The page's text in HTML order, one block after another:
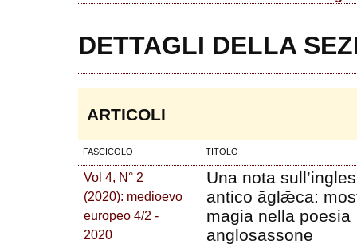
DETTAGLI DELLA
ARTICOLI
FASCICOLO TITOLO
Vol 4, N° 2
(2020): medioevo
europeo 4/2 -
2020
Una nota
antico āglǣca:
magia nella poesia
anglosassone